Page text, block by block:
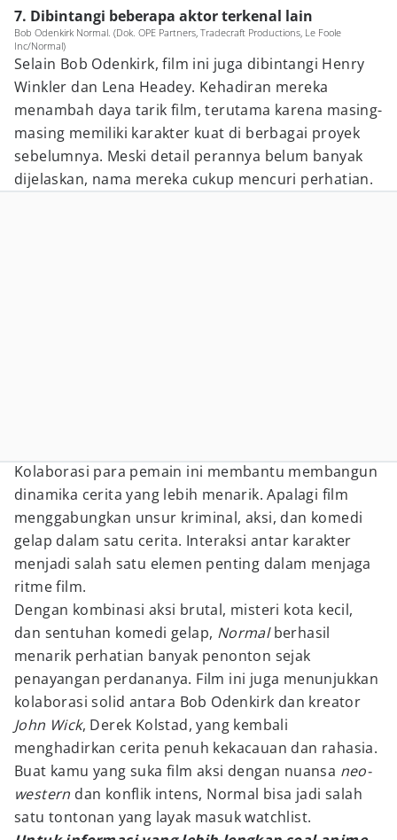
7. Dibintangi beberapa aktor terkenal lain
Bob Odenkirk Normal. (Dok. OPE Partners, Tradecraft Productions, Le Foole
Inc/Normal)
Selain Bob Odenkirk, film ini juga dibintangi Henry
Winkler dan Lena Headey. Kehadiran mereka
menambah daya tarik film, terutama karena masing-
masing memiliki karakter kuat di berbagai proyek
sebelumnya. Meski detail perannya belum banyak
dijelaskan, nama mereka cukup mencuri perhatian.
Kolaborasi para pemain ini membantu membangun
dinamika cerita yang lebih menarik. Apalagi film
menggabungkan unsur kriminal, aksi, dan komedi
gelap dalam satu cerita. Interaksi antar karakter
menjadi salah satu elemen penting dalam menjaga
ritme film.
Dengan kombinasi aksi brutal, misteri kota kecil,
dan sentuhan komedi gelap, Normalberhasil
menarik perhatian banyak penonton sejak
penayangan perdananya. Film ini juga menunjukkan
kolaborasi solid antara Bob Odenkirk dan kreator
John Wick, Derek Kolstad, yang kembali
menghadirkan cerita penuh kekacauan dan rahasia.
Buat kamu yang suka film aksi dengan nuansa neo-
western dan konflik intens, Normal bisa jadi salah
satu tontonan yang layak masuk watchlist.